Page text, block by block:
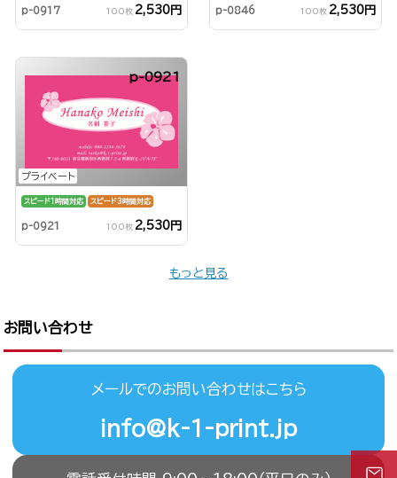
p-0917 100枚 2,530円 p-0846 100枚 2,530円
プライベート
p-0921
スピード1時間対応 スピード3時間対応
p-0921 100枚 2,530円
もっと見る
お問い合わせ
メールでのお問い合わせはこちら
info@k-1-print.jp